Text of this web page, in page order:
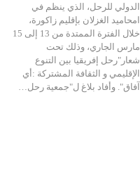
الدولي للرحل، الذي ينظم في
امحاميد الغزلان بإقليم زاكورة،
خلال الفترة الممتدة من 13 إلى 15
مارس الجاري، وذلك تحت
شعار"رحل إفريقيا بين التنوع
الإقليمي و الثقافة المشتركة :أي
آفاق". وأفاد بلاغ ل"جمعية رحل…